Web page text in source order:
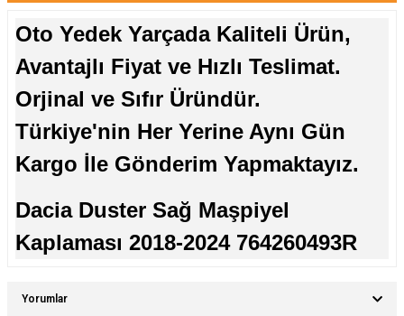
Oto Yedek Yarçada Kaliteli Ürün,
Avantajlı Fiyat ve Hızlı Teslimat.
Orjinal ve Sıfır Üründür.
Türkiye'nin Her Yerine Aynı Gün
Kargo İle Gönderim Yapmaktayız.
Dacia Duster Sağ Maşpiyel
Kaplaması 2018-2024 764260493R
Yorumlar